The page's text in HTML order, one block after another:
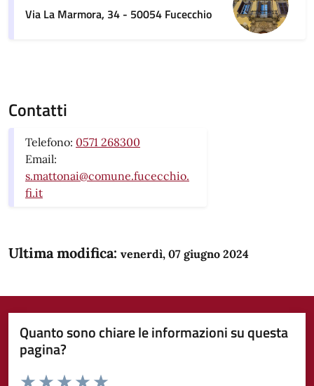
Via La Marmora, 34 - 50054 Fucecchio
Contatti
Telefono: 0571 268300
Email:
s.mattonai@comune.fucecchio.
fi.it
Ultima modifica: venerdì, 07 giugno 2024
Quanto sono chiare le informazioni su questa
pagina?
Domanda
Valuta da 1 a 5 stelle la pagina